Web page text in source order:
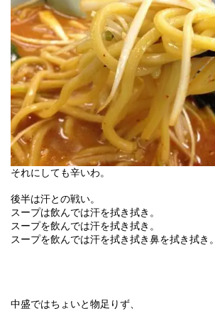
それにしても辛いわ。
後半は汗との戦い。
スープは飲んでは汗を拭き拭き。
スープを飲んでは汗を拭き拭き。
スープを飲んでは汗を拭き拭き鼻を拭き拭き。
中盛ではちょいと物足りず、